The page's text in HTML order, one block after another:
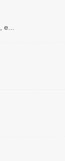
, e...